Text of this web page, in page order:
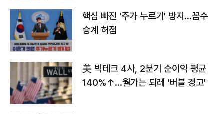
핵심 빠진 '주가 누르기' 방지…꼼수
승계 허점
美 빅테크 4사, 2분기 순이익 평균
140%↑…월가는 되레 '버블 경고'